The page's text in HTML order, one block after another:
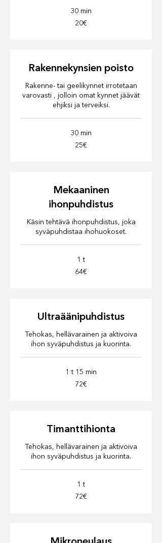
30 min
20€
Rakennekynsien poisto
Rakenne- tai geelikynnet irrotetaan
varovasti , jolloin omat kynnet jäävät
ehjiksi ja terveiksi.
30 min
25€
Mekaaninen
ihonpuhdistus
Käsin tehtävä ihonpuhdistus, joka
syväpuhdistaa ihohuokoset.
1 t
64€
Ultraäänipuhdistus
Tehokas, hellävarainen ja aktivoiva
ihon syväpuhdistus ja kuorinta.
1 t 15 min
72€
Timanttihionta
Tehokas, hellävarainen ja aktivoiva
ihon syväpuhdistus ja kuorinta.
1 t
72€